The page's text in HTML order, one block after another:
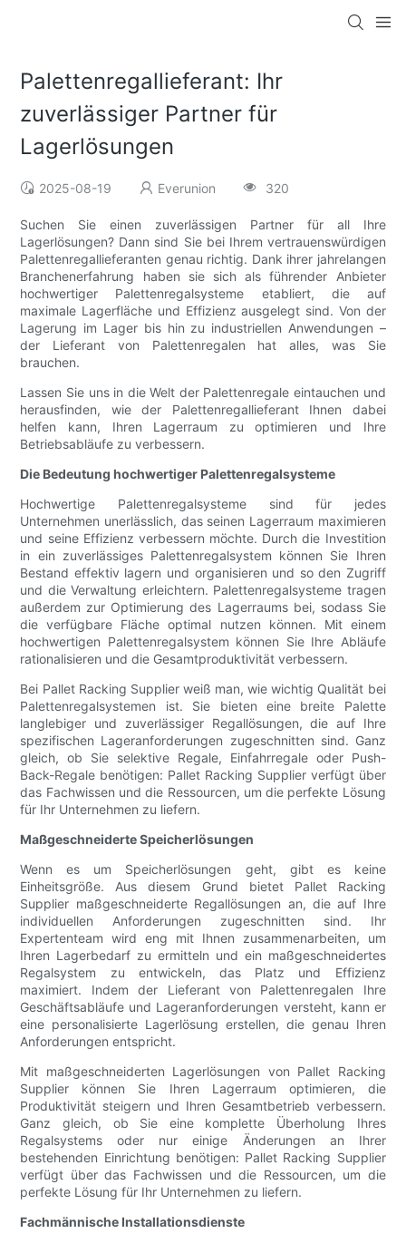
Palettenregallieferant: Ihr
zuverlässiger Partner für
Lagerlösungen
2025-08-19 Everunion 320
Suchen Sie einen zuverlässigen Partner für all Ihre
Lagerlösungen? Dann sind Sie bei Ihrem vertrauenswürdigen
Palettenregallieferanten genau richtig. Dank ihrer jahrelangen
Branchenerfahrung haben sie sich als führender Anbieter
hochwertiger Palettenregalsysteme etabliert, die auf
maximale Lagerfläche und Effizienz ausgelegt sind. Von der
Lagerung im Lager bis hin zu industriellen Anwendungen –
der Lieferant von Palettenregalen hat alles, was Sie
brauchen.
Lassen Sie uns in die Welt der Palettenregale eintauchen und
herausfinden, wie der Palettenregallieferant Ihnen dabei
helfen kann, Ihren Lagerraum zu optimieren und Ihre
Betriebsabläufe zu verbessern.
Die Bedeutung hochwertiger Palettenregalsysteme
Hochwertige Palettenregalsysteme sind für jedes
Unternehmen unerlässlich, das seinen Lagerraum maximieren
und seine Effizienz verbessern möchte. Durch die Investition
in ein zuverlässiges Palettenregalsystem können Sie Ihren
Bestand effektiv lagern und organisieren und so den Zugriff
und die Verwaltung erleichtern. Palettenregalsysteme tragen
außerdem zur Optimierung des Lagerraums bei, sodass Sie
die verfügbare Fläche optimal nutzen können. Mit einem
hochwertigen Palettenregalsystem können Sie Ihre Abläufe
rationalisieren und die Gesamtproduktivität verbessern.
Bei Pallet Racking Supplier weiß man, wie wichtig Qualität bei
Palettenregalsystemen ist. Sie bieten eine breite Palette
langlebiger und zuverlässiger Regallösungen, die auf Ihre
spezifischen Lageranforderungen zugeschnitten sind. Ganz
gleich, ob Sie selektive Regale, Einfahrregale oder Push-
Back-Regale benötigen: Pallet Racking Supplier verfügt über
das Fachwissen und die Ressourcen, um die perfekte Lösung
für Ihr Unternehmen zu liefern.
Maßgeschneiderte Speicherlösungen
Wenn es um Speicherlösungen geht, gibt es keine
Einheitsgröße. Aus diesem Grund bietet Pallet Racking
Supplier maßgeschneiderte Regallösungen an, die auf Ihre
individuellen Anforderungen zugeschnitten sind. Ihr
Expertenteam wird eng mit Ihnen zusammenarbeiten, um
Ihren Lagerbedarf zu ermitteln und ein maßgeschneidertes
Regalsystem zu entwickeln, das Platz und Effizienz
maximiert. Indem der Lieferant von Palettenregalen Ihre
Geschäftsabläufe und Lageranforderungen versteht, kann er
eine personalisierte Lagerlösung erstellen, die genau Ihren
Anforderungen entspricht.
Mit maßgeschneiderten Lagerlösungen von Pallet Racking
Supplier können Sie Ihren Lagerraum optimieren, die
Produktivität steigern und Ihren Gesamtbetrieb verbessern.
Ganz gleich, ob Sie eine komplette Überholung Ihres
Regalsystems oder nur einige Änderungen an Ihrer
bestehenden Einrichtung benötigen: Pallet Racking Supplier
verfügt über das Fachwissen und die Ressourcen, um die
perfekte Lösung für Ihr Unternehmen zu liefern.
Fachmännische Installationsdienste